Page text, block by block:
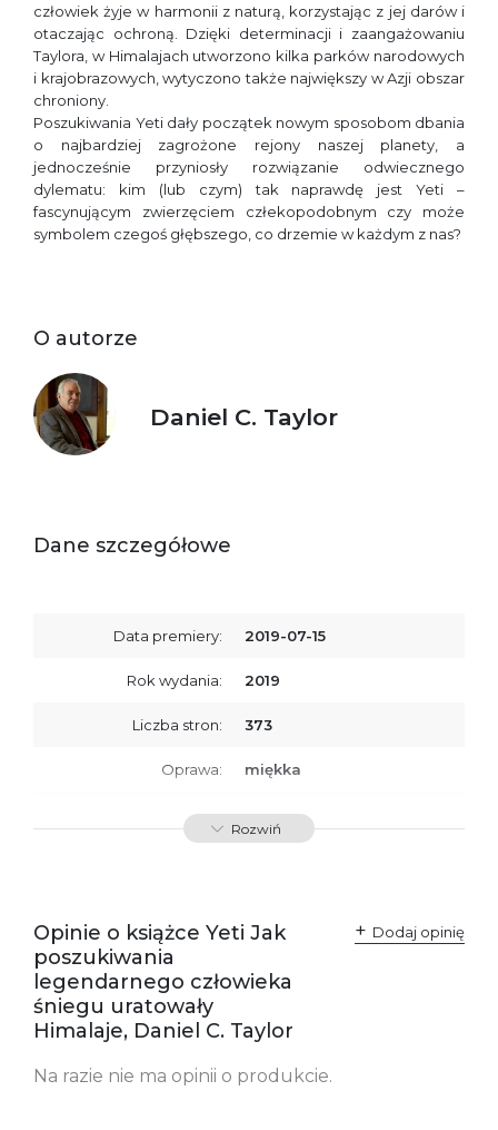
człowiek żyje w harmonii z naturą, korzystając z jej darów i
otaczając ochroną. Dzięki determinacji i zaangażowaniu
Taylora, w Himalajach utworzono kilka parków narodowych
i krajobrazowych, wytyczono także największy w Azji obszar
chroniony.
Poszukiwania Yeti dały początek nowym sposobom dbania
o najbardziej zagrożone rejony naszej planety, a
jednocześnie przyniosły rozwiązanie odwiecznego
dylematu: kim (lub czym) tak naprawdę jest Yeti –
fascynującym zwierzęciem człekopodobnym czy może
symbolem czegoś głębszego, co drzemie w każdym z nas?
O autorze
Daniel C. Taylor
Dane szczegółowe
Data premiery: 2019-07-15
Rok wydania: 2019
Liczba stron: 373
Oprawa: miękka
ISBN 9788366278837
Rozwiń
Opinie o książce Yeti Jak
poszukiwania
legendarnego człowieka
śniegu uratowały
Himalaje, Daniel C. Taylor
Dodaj opinię
Na razie nie ma opinii o produkcie.